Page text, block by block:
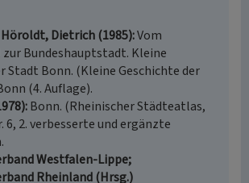
Dietrich (1985) Vom
Bundeshauptstadt. Kleine
Stadt Bonn. (Kleine Geschichte der
(4. Auflage).
Bonn. (Rheinischer Städteatlas,
6, 2. verbesserte und ergänzte
Westfalen-Lippe;
Rheinland (Hrsg.)